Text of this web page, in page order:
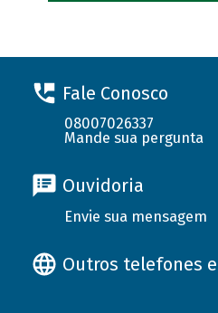
Fale Conosco
08007026337
Mande sua pergunta
Ouvidoria
Envie sua mensagem
Outros telefones